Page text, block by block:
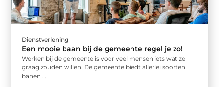
Dienstverlening
Een mooie baan bij de gemeente regel je zo!
Werken bij de gemeente is voor veel mensen iets wat ze
graag zouden willen. De gemeente biedt allerlei soorten
banen ...